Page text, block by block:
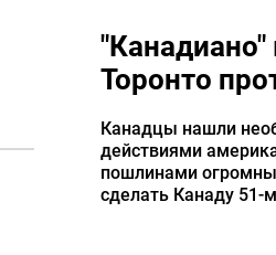
Торонто
Канадцы нашли
действиями
пошлинами
сделать Канаду 51-